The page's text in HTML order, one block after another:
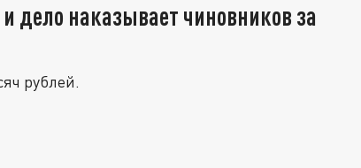
дело наказывает чиновников за
рублей.